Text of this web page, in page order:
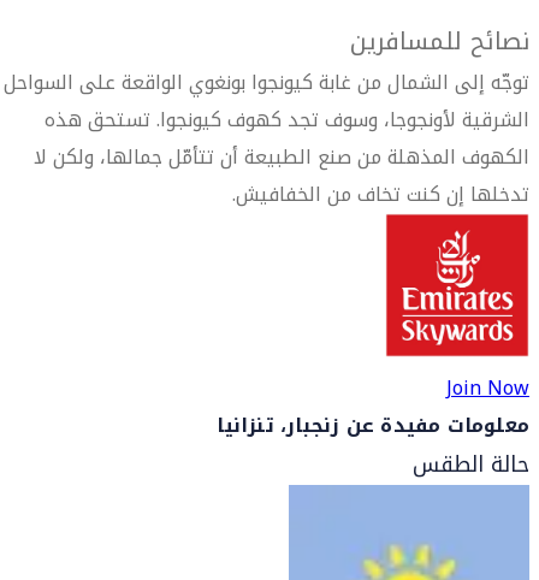
نصائح للمسافرين
توجّه إلى الشمال من غابة كيونجوا بونغوي الواقعة على السواحل
الشرقية لأونجوجا، وسوف تجد كهوف كيونجوا. تستحق هذه
الكهوف المذهلة من صنع الطبيعة أن تتأمّل جمالها، ولكن لا
تدخلها إن كنت تخاف من الخفافيش.
Join Now
معلومات مفيدة عن زنجبار، تنزانيا
حالة الطقس